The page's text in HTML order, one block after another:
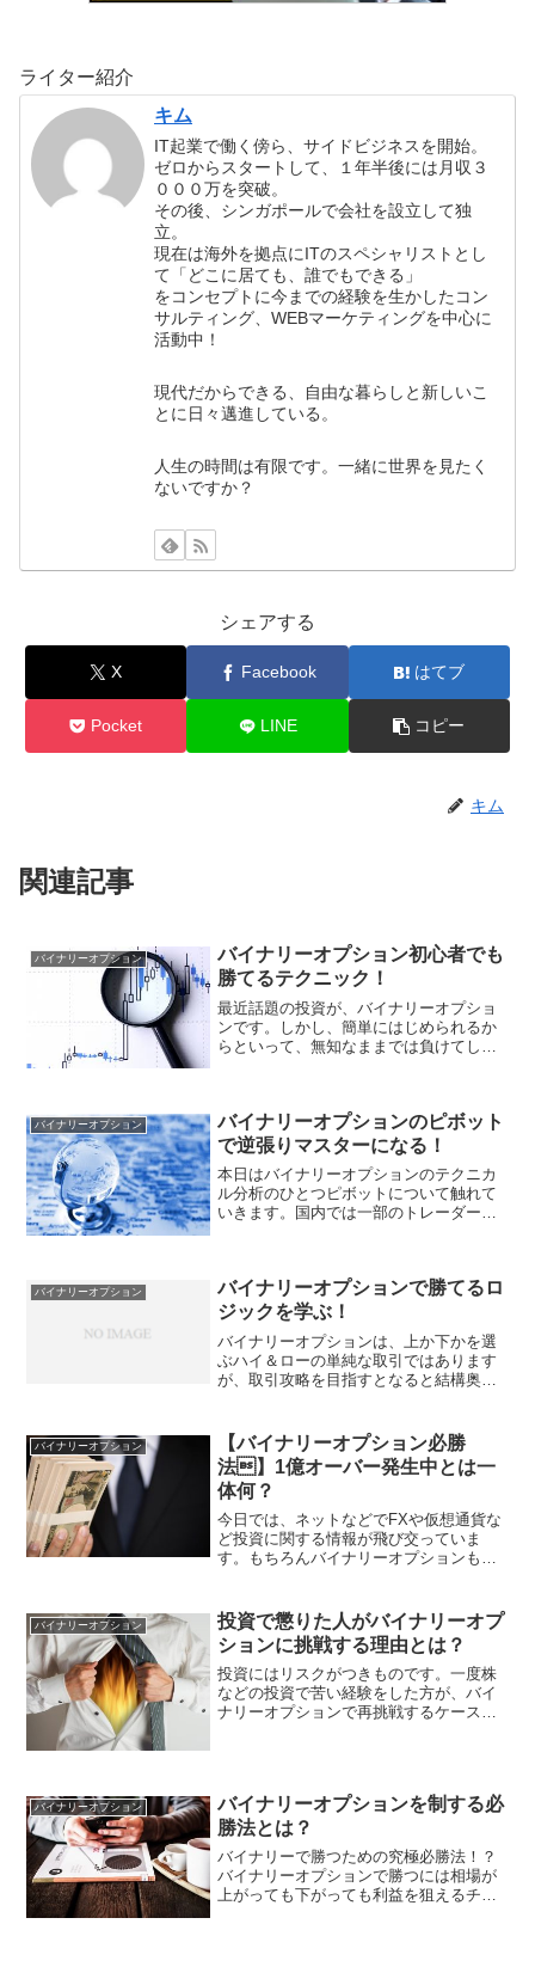
ライター紹介
キム
IT起業で働く傍ら、サイドビジネスを開始。
ゼロからスタートして、１年半後には月収３
０００万を突破。
その後、シンガポールで会社を設立して独
立。
現在は海外を拠点にITのスペシャリストとし
て「どこに居ても、誰でもできる」
をコンセプトに今までの経験を生かしたコン
サルティング、WEBマーケティングを中心に
活動中！
現代だからできる、自由な暮らしと新しいこ
とに日々邁進している。
人生の時間は有限です。一緒に世界を見たく
ないですか？
シェアする
X Facebook はてブ
Pocket LINE コピー
キム
関連記事
バイナリーオプション
バイナリーオプション初心者でも
勝てるテクニック！
最近話題の投資が、バイナリーオプショ
ンです。しかし、簡単にはじめられるか
らといって、無知なままでは負けてしま
めるべきです。バイナリー...
バイナリーオプション
バイナリーオプションのピボット
で逆張りマスターになる！
本日はバイナリーオプションのテクニカ
ル分析のひとつピボットについて触れて
いきます。国内では一部のトレーダーし
う。バイナリーオプションの...
バイナリーオプション
バイナリーオプションで勝てるロ
ジックを学ぶ！
バイナリーオプションは、上か下かを選
ぶハイ＆ローの単純な取引ではあります
が、取引攻略を目指すとなると結構奥が
そ、ロジックを使うべきです。今回は、
ロジックでこそバイナリー...
バイナリーオプション
【バイナリーオプション必勝
法】1億オーバー発生中とは一
体何？
今日では、ネットなどでFXや仮想通貨な
ど投資に関する情報が飛び交っていま
す。もちろんバイナリーオプションもそ
がら最近よく見かける1億オーバー発生中
という言葉をご存知でし...
バイナリーオプション
投資で懲りた人がバイナリーオプ
ションに挑戦する理由とは？
投資にはリスクがつきものです。一度株
などの投資で苦い経験をした方が、バイ
ナリーオプションで再挑戦するケースも
バイナリーオプション
バイナリーオプションを制する必
勝法とは？
バイナリーで勝つための究極必勝法！？
バイナリーオプションで勝つには相場が
上がっても下がっても利益を狙えるチャ